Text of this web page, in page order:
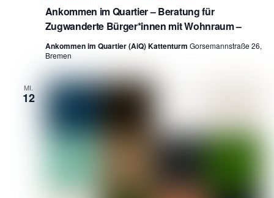
Ankommen im Quartier – Beratung für
Zugwanderte Bürger*innen mit Wohnraum –
Ankommen im Quartier (AiQ) Kattenturm Gorsemannstraße 26,
Bremen
MI.
12